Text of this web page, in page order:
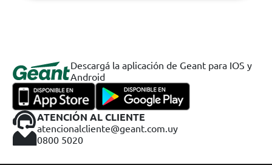
Descargá la aplicación de Geant para IOS y
Android
ATENCIÓN AL CLIENTE
atencionalcliente@geant.com.uy
0800 5020